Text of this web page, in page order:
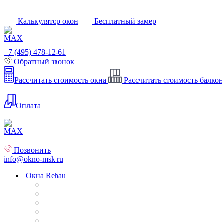
Калькулятор окон Бесплатный замер
+7 (495) 478-12-61
Обратный звонок
Рассчитать стоимость окна Рассчитать стоимость
Оплата
Позвонить
info@okno-msk.ru
Окна Rehau